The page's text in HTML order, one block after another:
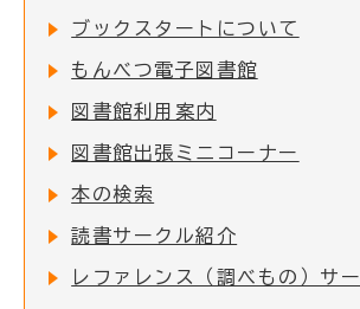
ブックスタートについて
もんべつ電子図書館
図書館利用案内
図書館出張ミニコーナー
本の検索
読書サークル紹介
レファレンス（調べもの）サ